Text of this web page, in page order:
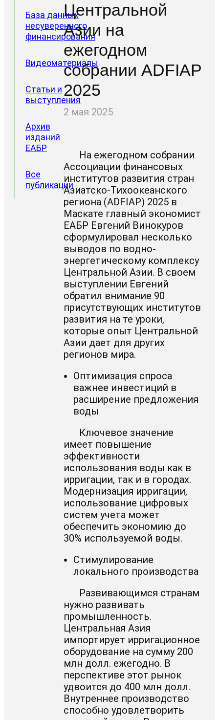
База данных
несуверенного
финансирования
Видеоматериалы
Статьи и
выступления
Архив
изданий
ЕАБР
Все
публикации
Центральной
Азии на
ежегодном
собрании ADFIAP
2025
2 мая 2025
На ежегодном собрании
Ассоциации финансовых
институтов развития стран
Азиатско-Тихоокеанского
региона (ADFIAP) 2025 в
Маскате главный экономист
ЕАБР Евгений Винокуров
сформулировал несколько
выводов по водно-
энергетическому комплексу
Центральной Азии. В своем
выступлении Евгений
обратил внимание 90
присутствующих институтов
развития на те уроки,
которые опыт Центральной
Азии дает для других
регионов мира.
Оптимизация спроса
важнее инвестиций в
расширение предложения
воды
Ключевое значение
имеет повышение
эффективности
использования воды как в
ирригации, так и в городах.
Модернизация ирригации,
использование цифровых
систем учета может
обеспечить экономию до
30% используемой воды.
Стимулирование
локального производства
Развивающимся странам
нужно развивать
промышленность.
Центральная Азия
импортирует ирригационное
оборудование на сумму 200
млн долл. ежегодно. В
перспективе этот рынок
удвоится до 400 млн долл.
Внутреннее производство
способно удовлетворить